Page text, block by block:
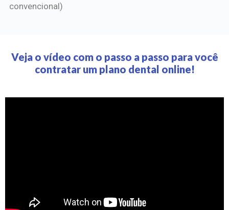
convencional)
Veja o vídeo com o passo a passo para você
contratar um plano dental online!